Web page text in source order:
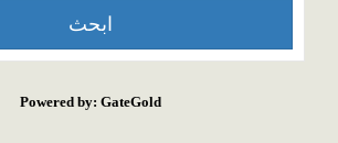
Powered by: GateGold